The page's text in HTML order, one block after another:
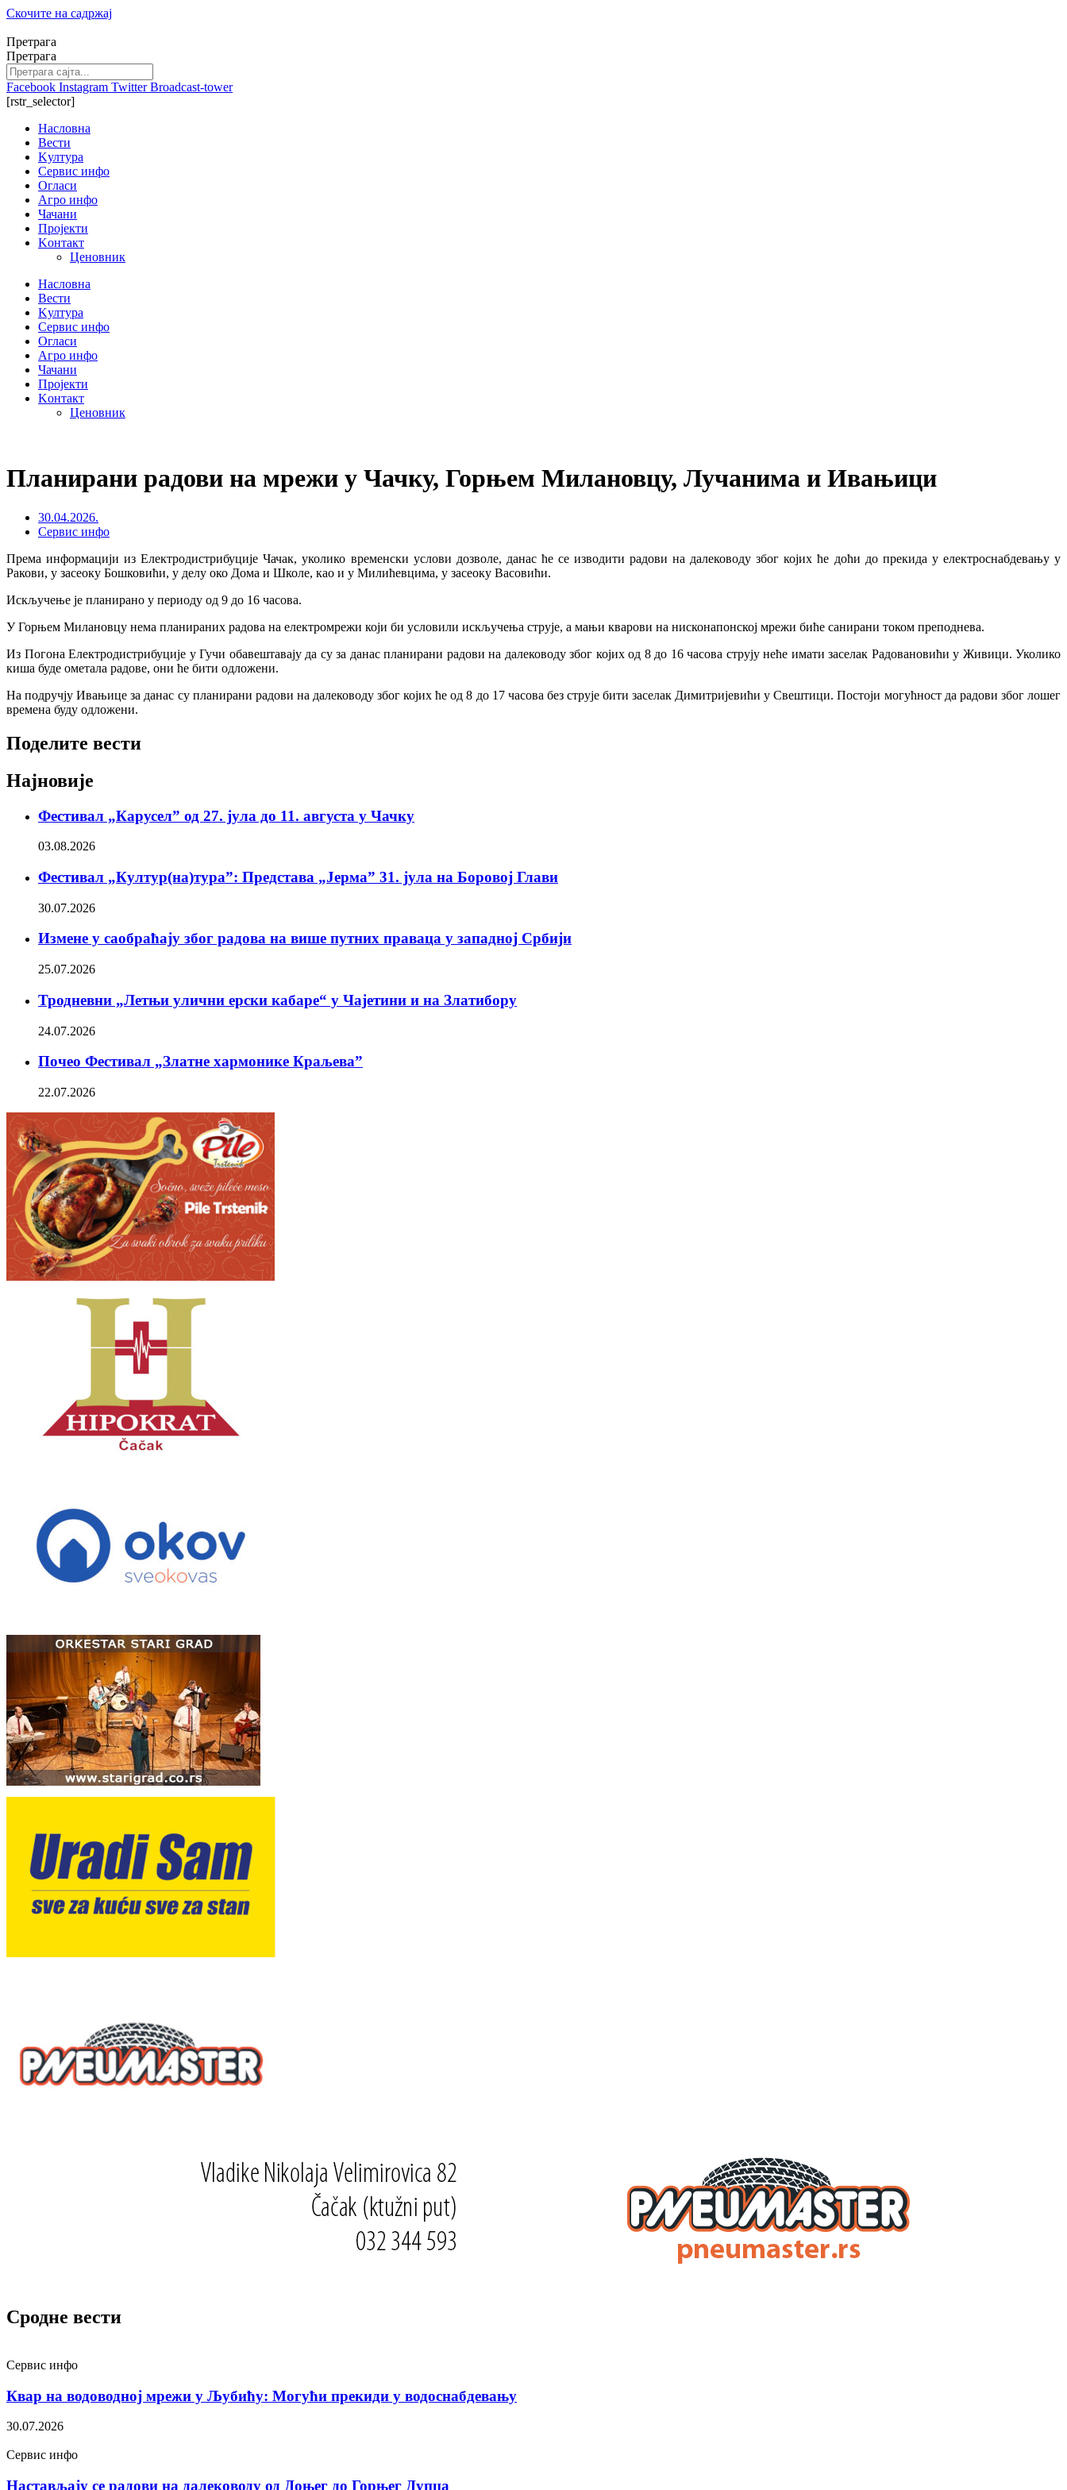
Скочите на садржај
Претрага
Претрага
Facebook Instagram Twitter Broadcast-tower
[rstr_selector]
Насловна
Вести
Kултура
Сервис инфо
Огласи
Агро инфо
Чачани
Пројекти
Kонтакт
Ценовник
Насловна
Вести
Kултура
Сервис инфо
Огласи
Агро инфо
Чачани
Пројекти
Kонтакт
Ценовник
Планирани радови на мрежи у Чачку, Горњем Милановцу, Лучанима и Ивањици
30.04.2026.
Сервис инфо
Према информацији из Електродистрибуције Чачак, уколико временски услови дозволе, данас ће се изводити радови на далеководу због којих ће доћи до прекида у електроснабдевању у
Ракови, у засеоку Бошковићи, у делу око Дома и Школе, као и у Милићевцима, у засеоку Васовићи.
Искључење је планирано у периоду од 9 до 16 часова.
У Горњем Милановцу нема планираних радова на електромрежи који би условили искључења струје, а мањи кварови на нисконапонској мрежи биће санирани током преподнева.
Из Погона Електродистрибуције у Гучи обавештавају да су за данас планирани радови на далеководу због којих од 8 до 16 часова струју неће имати заселак Радовановићи у Живици. Уколико
киша буде ометала радове, они ће бити одложени.
На подручју Ивањице за данас су планирани радови на далеководу због којих ће од 8 до 17 часова без струје бити заселак Димитријевићи у Свештици. Постоји могућност да радови због лошег
времена буду одложени.
Поделите вести
Најновије
Фестивал „Карусел” од 27. јула до 11. августа у Чачку
03.08.2026
Фестивал „Култур(на)тура”: Представа „Јерма” 31. јула на Боровој Глави
30.07.2026
Измене у саобраћају због радова на више путних праваца у западној Србији
25.07.2026
Тродневни „Летњи улични ерски кабаре“ у Чајетини и на Златибору
24.07.2026
Почео Фестивал „Златне хармонике Краљева”
22.07.2026
Сродне вести
Сервис инфо
Квар на водоводној мрежи у Љубићу: Могући прекиди у водоснабдевању
30.07.2026
Сервис инфо
Настављају се радови на далеководу од Доњег до Горњег Дупца